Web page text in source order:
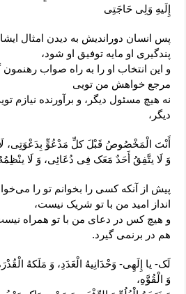
إِلَیهِ وَلِی حَاجَتِی
پس انسان دوراندیش به دیدن امثال
پندگیری او مایه توفیق او شود،
و این انتخاب او را به راه صواب
مرجع خواهش من تویی
نه هیچ مسئول دیگر، و برآورنده نیازم
دیگر،
أَنْتَ الْمَخْصُوصُ قَبْلَ کلِّ مَدْعُوٍّ بِدَعْوَتِی،
وَ لَا یتَّفِقُ أَحَدٌ مَعَک فِی دُعَائِی، وَ لَا
پیش از آنکه کسی را بخوانم تو را
انداز امید من با تو شریک نیست،
و هیچ کس در دعای من با تو همراه
هم در برنمی گیرد.
لَک- یا إِلَهِی- وَحْدَانِیهُ الْعَدَدِ، وَ مَلَکهُ
وَ الْقُوَّهِ،